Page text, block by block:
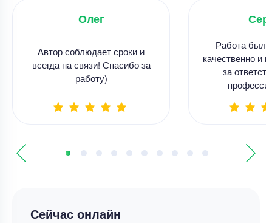
Сейчас онлайн
Олег
Автор соблюдает сроки и
всегда на связи! Спасибо за
работу)
Работа
качественно и
за